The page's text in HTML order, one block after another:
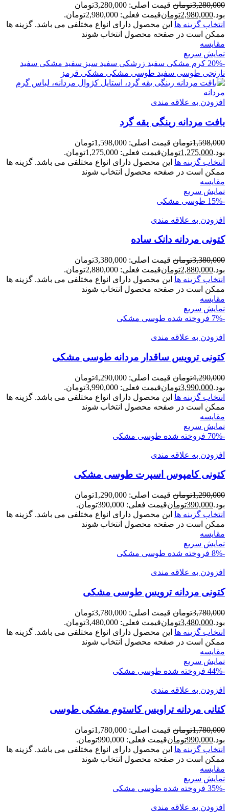
3,280,000تومان
قیمت اصلی: 3,280,000تومان
بود.2,980,000تومانقیمت فعلی: 2,980,000تومان.
انتخاب گزینه ها این محصول دارای انواع مختلفی می باشد. گزینه ها
ممکن است در صفحه محصول انتخاب شوند
مقايسه
نمایش سریع
-20%
کرم مشکی سفید زرشکی سفید سبز سفید مشکی سفید
نارنجی طوسی سفید طوسی مشکی مشکی قرمز
افزودن به علاقه مندی
بافت مردانه رينگی یقه گرد
1,598,000تومان
قیمت اصلی: 1,598,000تومان
بود.1,275,000تومانقیمت فعلی: 1,275,000تومان.
انتخاب گزینه ها این محصول دارای انواع مختلفی می باشد. گزینه ها
ممکن است در صفحه محصول انتخاب شوند
مقايسه
نمایش سریع
-15%
طوسی مشکی
افزودن به علاقه مندی
کتونی مردانه دانک ساده
3,380,000تومان
قیمت اصلی: 3,380,000تومان
بود.2,880,000تومانقیمت فعلی: 2,880,000تومان.
انتخاب گزینه ها این محصول دارای انواع مختلفی می باشد. گزینه ها
ممکن است در صفحه محصول انتخاب شوند
مقايسه
نمایش سریع
-7%
فروخته شده طوسی مشکی
افزودن به علاقه مندی
کتونی ترويس ساقدار مردانه طوسی مشکی
4,290,000تومان
قیمت اصلی: 4,290,000تومان
بود.3,990,000تومانقیمت فعلی: 3,990,000تومان.
انتخاب گزینه ها این محصول دارای انواع مختلفی می باشد. گزینه ها
ممکن است در صفحه محصول انتخاب شوند
مقايسه
نمایش سریع
-70%
فروخته شده طوسی مشکی
افزودن به علاقه مندی
کتونی کامپوس اسپرت طوسی مشکی
1,290,000تومان
قیمت اصلی: 1,290,000تومان
بود.390,000تومانقیمت فعلی: 390,000تومان.
انتخاب گزینه ها این محصول دارای انواع مختلفی می باشد. گزینه ها
ممکن است در صفحه محصول انتخاب شوند
مقايسه
نمایش سریع
-8%
فروخته شده طوسی مشکی
افزودن به علاقه مندی
کتونی مردانه ترويس طوسی مشکی
3,780,000تومان
قیمت اصلی: 3,780,000تومان
بود.3,480,000تومانقیمت فعلی: 3,480,000تومان.
انتخاب گزینه ها این محصول دارای انواع مختلفی می باشد. گزینه ها
ممکن است در صفحه محصول انتخاب شوند
مقايسه
نمایش سریع
-44%
فروخته شده طوسی مشکی
افزودن به علاقه مندی
کتانی مردانه تراويس کاستوم مشکی طوسی
1,780,000تومان
قیمت اصلی: 1,780,000تومان
بود.990,000تومانقیمت فعلی: 990,000تومان.
انتخاب گزینه ها این محصول دارای انواع مختلفی می باشد. گزینه ها
ممکن است در صفحه محصول انتخاب شوند
مقايسه
نمایش سریع
-35%
فروخته شده طوسی مشکی
افزودن به علاقه مندی